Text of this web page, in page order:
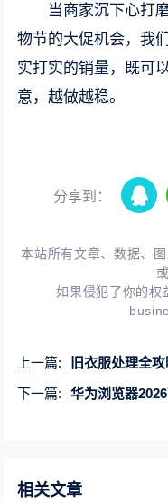
当商家沉下心打
物节的大促机会，我
实打实的销量，既可
意，越做越稳。
分享到：
本站所有文章、数据、
如果侵犯了你的权
上一篇:
旧衣服处理全攻略：
下一篇:
华为浏览器2026高考
相关文章